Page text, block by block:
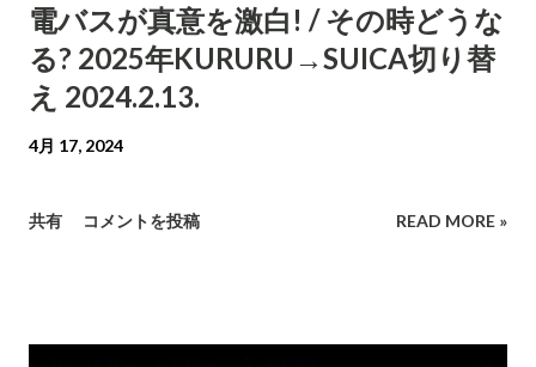
電バスが真意を激白! / その時どうな
る? 2025年KURURU→SUICA切り替
え 2024.2.13.
4月 17, 2024
共有 コメントを投稿 READ MORE »